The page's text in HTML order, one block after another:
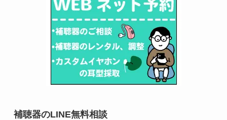
補聴器のLINE無料相談